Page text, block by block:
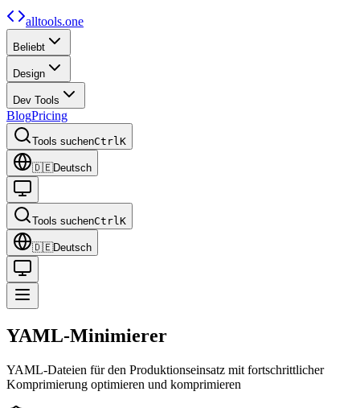
alltools.one
Beliebt
Design
Dev Tools
BlogPricing
Tools suchenCtrlK
🇩🇪Deutsch
Tools suchenCtrlK
🇩🇪Deutsch
YAML-Minimierer
YAML-Dateien für den Produktionseinsatz mit fortschrittlicher
Komprimierung optimieren und komprimieren